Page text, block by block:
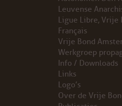
CAMPAGNES
ANARCHISME – EEN
OTTO SLAVEFORCE
JUMBO
Leuvense
Ligue Libre, Vrije
Français
Vrije Bond
Werkgroep
Info / Downloads
Links
Logo’s
Over de Vrije